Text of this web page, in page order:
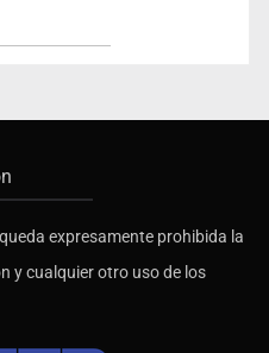
expresamente prohibida la
y cualquier otro uso de los